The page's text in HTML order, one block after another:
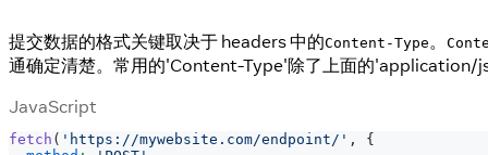
提交数据的格式关键取决于 headers 中的Content-Type 。
通确定清楚。常用的'Content-Type'除了上面的'application/
JavaScript
fetch ( 'https://mywebsite.com/endpoint/' ,
{